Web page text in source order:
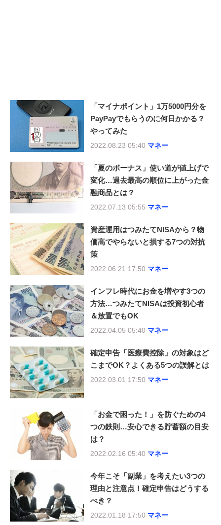
「マイナポイント」1万5000円分を
PayPayでもらうのに何日かかる？
やってみた
2022.08.23 05:40 マネー
「夏のボーナス」使い道が値上げで
変化…過去最高の順位に上がった金
融商品とは？
2022.07.13 05:55 マネー
資産運用はつみたてNISAから？物
価高でやらないと損する7つの対抗
策
2022.06.21 17:50 マネー
インフレ時代にお金を増やす3つの
方法…つみたてNISAは投資初心者
＆放置でもOK
2022.04.05 05:40 マネー
確定申告「医療費控除」の対象はど
こまでOK？よくある5つの誤解とは
2022.03.01 17:50 マネー
「お金で困った！」を防ぐための4
つの鉄則…安心できる貯蓄額の目安
は？
2022.02.16 05:40 マネー
今年こそ「副業」を考えたい3つの
理由と注意点！確定申告はどうする
べき？
2022.01.18 17:50 マネー